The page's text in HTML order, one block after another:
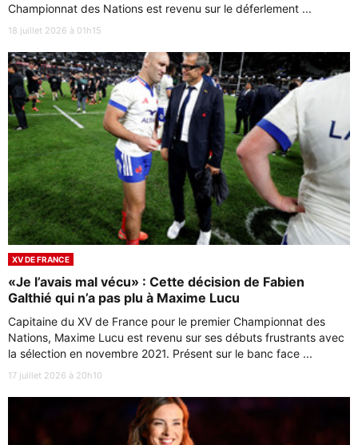
Championnat des Nations est revenu sur le déferlement ...
18 juillet 2026 à 01h15
XV DE FRANCE
«Je l’avais mal vécu» : Cette décision de Fabien
Galthié qui n’a pas plu à Maxime Lucu
Capitaine du XV de France pour le premier Championnat des
Nations, Maxime Lucu est revenu sur ses débuts frustrants avec
la sélection en novembre 2021. Présent sur le banc face ...
17 juillet 2026 à 20h10